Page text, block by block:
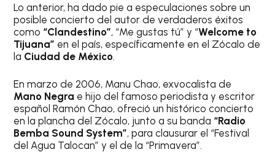
Lo anterior, ha dado pie a especulaciones sobre un
posible concierto del autor de verdaderos éxitos
como “Clandestino”, “Me gustas tú” y “Welcome to
Tijuana” en el país, específicamente en el Zócalo de
la Ciudad de México.
En marzo de 2006, Manu Chao, exvocalista de
Mano Negra e hijo del famoso periodista y escritor
español Ramón Chao, ofreció un histórico concierto
en la plancha del Zócalo, junto a su banda “Radio
Bemba Sound System”, para clausurar el “Festival
del Agua Talocan” y el de la “Primavera”.